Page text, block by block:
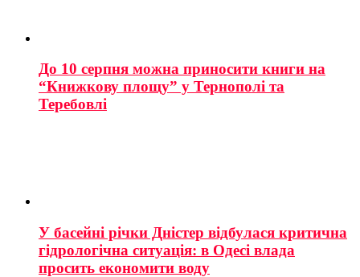
До 10 серпня можна приносити книги на
“Книжкову площу” у Тернополі та
Теребовлі
У басейні річки Дністер відбулася критична
гідрологічна ситуація: в Одесі влада
просить економити воду